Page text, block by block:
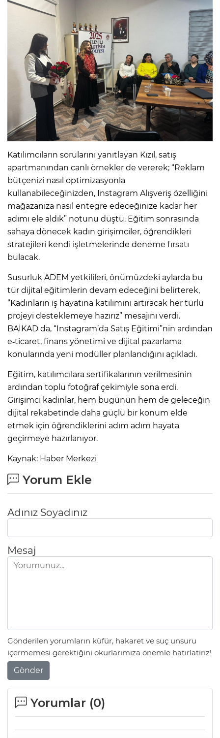
Katılımcıların sorularını yanıtlayan Kızıl, satış
apartmanından canlı örnekler de vererek; “Reklam
bütçenizi nasıl optimizasyonla
kullanabileceğinizden, Instagram Alışveriş özelliğini
mağazanıza nasıl entegre edeceğinize kadar her
adımı ele aldık” notunu düştü. Eğitim sonrasında
sahaya dönecek kadın girişimciler, öğrendikleri
stratejileri kendi işletmelerinde deneme fırsatı
bulacak.
Susurluk ADEM yetkilileri, önümüzdeki aylarda bu
tür dijital eğitimlerin devam edeceğini belirterek,
“Kadınların iş hayatına katılımını artıracak her türlü
projeyi desteklemeye hazırız” mesajını verdi.
BAİKAD da, “Instagram’da Satış Eğitimi”nin ardından
e‑ticaret, finans yönetimi ve dijital pazarlama
konularında yeni modüller planlandığını açıkladı.
Eğitim, katılımcılara sertifikalarının verilmesinin
ardından toplu fotoğraf çekimiyle sona erdi.
Girişimci kadınlar, hem bugünün hem de geleceğin
dijital rekabetinde daha güçlü bir konum elde
etmek için öğrendiklerini adım adım hayata
geçirmeye hazırlanıyor.
Kaynak: Haber Merkezi
Yorum Ekle
Adınız Soyadınız
Mesaj
Gönderilen yorumların küfür, hakaret ve suç unsuru
içermemesi gerektiğini okurlarımıza önemle hatırlatırız!
Gönder
Yorumlar (0)